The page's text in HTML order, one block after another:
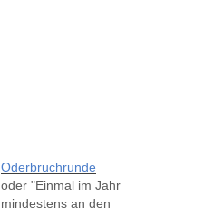
Oderbruchrunde
oder "Einmal im Jahr
mindestens an den